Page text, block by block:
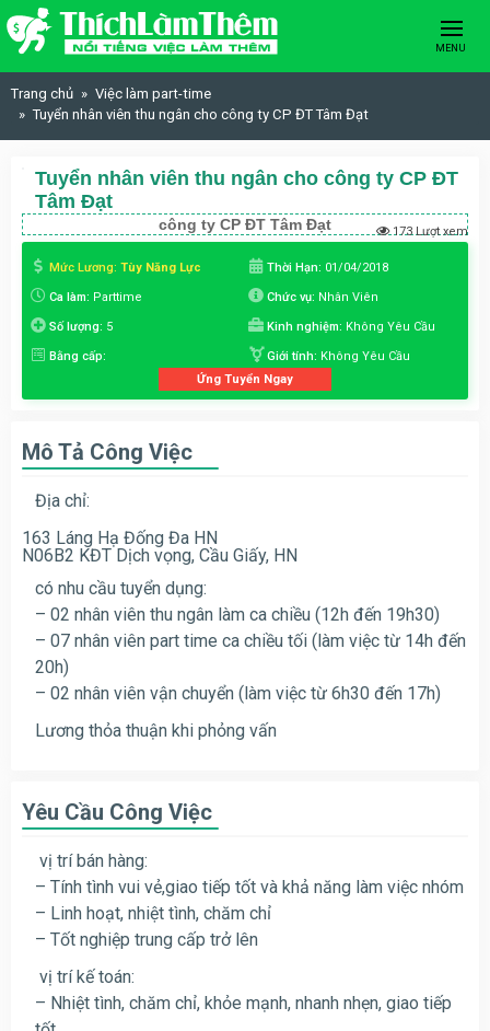
Skip to content
MENU
Trang chủ
Việc làm part-time
Tuyển nhân viên thu ngân cho công ty CP ĐT Tâm Đạt
Tuyển nhân viên thu ngân cho công ty CP ĐT
Tâm Đạt
công ty CP ĐT Tâm Đạt 173 Lượt xem
Mức Lương: Tùy Năng Lực Thời Hạn: 01/04/2018
Ca làm: Parttime Chức vụ: Nhân Viên
Số lượng: 5 Kinh nghiệm: Không Yêu Cầu
Bằng cấp: Giới tính: Không Yêu Cầu
Ứng Tuyển Ngay
Mô Tả Công Việc
Địa chỉ:
163 Láng Hạ Đống Đa HN
N06B2 KĐT Dịch vọng, Cầu Giấy, HN
có nhu cầu tuyển dụng:
– 02 nhân viên thu ngân làm ca chiều (12h đến 19h30)
– 07 nhân viên part time ca chiều tối (làm việc từ 14h đến
20h)
– 02 nhân viên vận chuyển (làm việc từ 6h30 đến 17h)
Lương thỏa thuận khi phỏng vấn
Yêu Cầu Công Việc
vị trí bán hàng:
– Tính tình vui vẻ,giao tiếp tốt và khả năng làm việc nhóm
– Linh hoạt, nhiệt tình, chăm chỉ
– Tốt nghiệp trung cấp trở lên
vị trí kế toán:
– Nhiệt tình, chăm chỉ, khỏe mạnh, nhanh nhẹn, giao tiếp